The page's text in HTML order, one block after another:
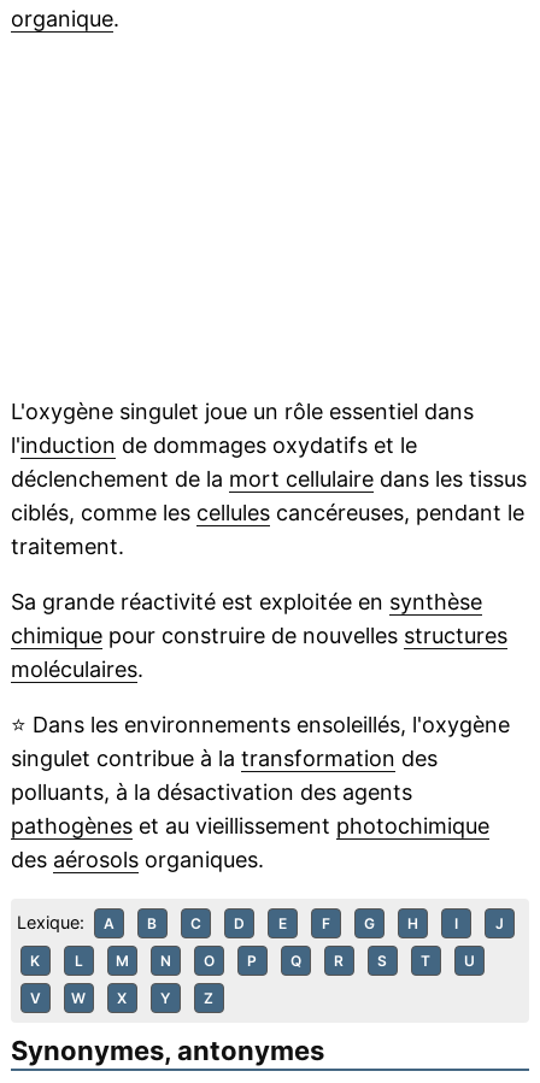
organique.
L'oxygène singulet joue un rôle essentiel dans
l'induction de dommages oxydatifs et le
déclenchement de la mort cellulairedans les tissus
ciblés, comme les cellulescancéreuses, pendant le
traitement.
Sa grande réactivité est exploitée en synthèse
chimiquepour construire de nouvelles structures
moléculaires.
⭐ Dans les environnements ensoleillés, l'oxygène
singulet contribue à la transformation des
polluants, à la désactivation des agents
pathogèneset au vieillissement photochimique
des aérosolsorganiques.
Lexique: A B C D E F G H I J
K L M N O P Q R S T U
V W X Y Z
Synonymes, antonymes